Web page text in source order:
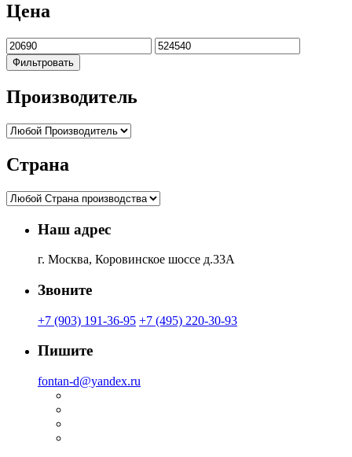
Цена
Фильтровать
Производитель
Страна
Наш адрес
г. Москва, Коровинское шоссе д.33А
Звоните
+7 (903) 191-36-95 +7 (495) 220-30-93
Пишите
fontan-d@yandex.ru